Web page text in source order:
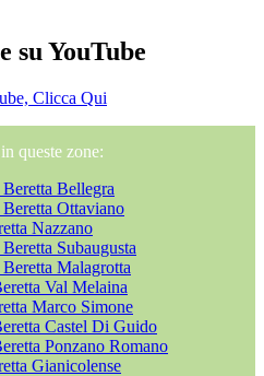
su YouTube
Clicca Qui
queste zone:
Bellegra
Ottaviano
Nazzano
Subaugusta
Malagrotta
Val Melaina
Marco Simone
Castel Di Guido
Ponzano Romano
Gianicolense